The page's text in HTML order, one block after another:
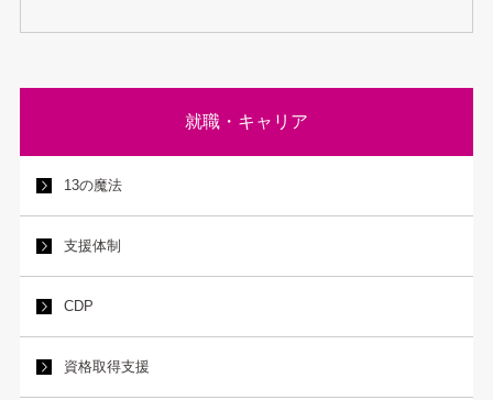
就職・キャリア
13の魔法
支援体制
CDP
資格取得支援